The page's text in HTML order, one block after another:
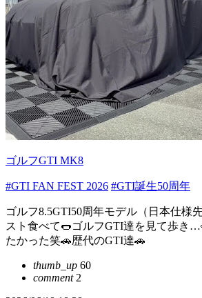
ゴルフGTI MK8
#GTI FAN FEST 2026 #GTI誕生50周年
ゴルフ8.5GTI50周年モデル（日本仕様
スト食べて🌭ゴルフGTI達を見て歩き
たかった笑🚗歴代のGTI達🚗
thumb_up 60
comment2